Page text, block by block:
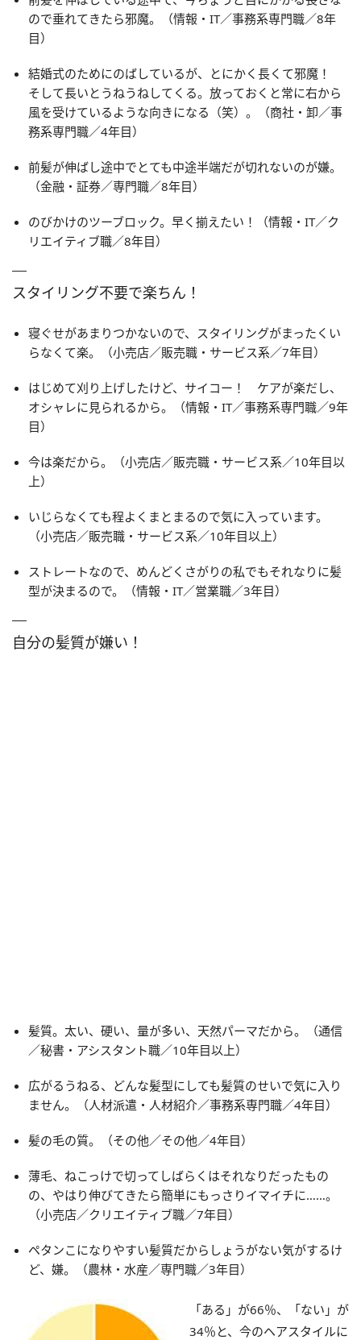
ので垂れてきたら邪魔。（情報・IT／事務系専門職／8年
目）
結婚式のためにのばしているが、とにかく長くて邪魔！
そして長いとうねうねしてくる。放っておくと常に右から
風を受けているような向きになる（笑）。（商社・卸／事
務系専門職／4年目）
前髪が伸ばし途中でとても中途半端だが切れないのが嫌。
（金融・証券／専門職／8年目）
のびかけのツーブロック。早く揃えたい！（情報・IT／ク
リエイティブ職／8年目）
スタイリング不要で楽ちん！
寝ぐせがあまりつかないので、スタイリングがまったくい
らなくて楽。（小売店／販売職・サービス系／7年目）
はじめて刈り上げしたけど、サイコー！ ケアが楽だし、
オシャレに見られるから。（情報・IT／事務系専門職／9年
目）
今は楽だから。（小売店／販売職・サービス系／10年目以
上）
いじらなくても程よくまとまるので気に入っています。
（小売店／販売職・サービス系／10年目以上）
ストレートなので、めんどくさがりの私でもそれなりに髪
型が決まるので。（情報・IT／営業職／3年目）
自分の髪質が嫌い！
髪質。太い、硬い、量が多い、天然パーマだから。（通信
／秘書・アシスタント職／10年目以上）
広がるうねる、どんな髪型にしても髪質のせいで気に入り
ません。（人材派遣・人材紹介／事務系専門職／4年目）
髪の毛の質。（その他／その他／4年目）
薄毛、ねこっけで切ってしばらくはそれなりだったもの
の、やはり伸びてきたら簡単にもっさりイマイチに……。
（小売店／クリエイティブ職／7年目）
ペタンこになりやすい髪質だからしょうがない気がするけ
ど、嫌。（農林・水産／専門職／3年目）
「ある」が66％、「ない」が
34％と、今のヘアスタイルに